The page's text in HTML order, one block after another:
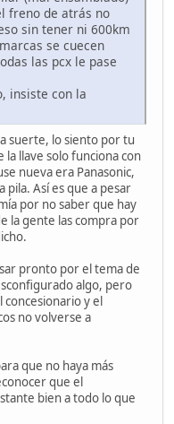
freno de atrás no
sin tener ni 600km
se cuecen
las pcx le pase
insiste con la
suerte, lo siento por tu
la llave solo funciona con
nueva era Panasonic,
pila. Así es que a pesar
por no saber que hay
la gente las compra por
pronto por el tema de
algo, pero
y el
no volverse a
que no haya más
que el
bien a todo lo que